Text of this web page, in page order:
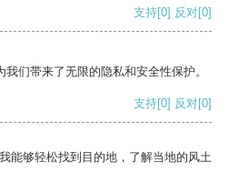
支持[0] 反对[0]
们带来了无限的隐私和安全性保护。
支持[0] 反对[0]
能够轻松找到目的地，了解当地的风土